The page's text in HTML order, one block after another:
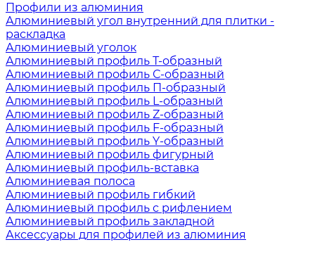
Профили из алюминия
Алюминиевый угол внутренний для плитки -
раскладка
Алюминиевый уголок
Алюминиевый профиль Т-образный
Алюминиевый профиль С-образный
Алюминиевый профиль П-образный
Алюминиевый профиль L-образный
Алюминиевый профиль Z-образный
Алюминиевый профиль F-образный
Алюминиевый профиль Y-образный
Алюминиевый профиль фигурный
Алюминиевый профиль-вставка
Алюминиевая полоса
Алюминиевый профиль гибкий
Алюминиевый профиль с рифлением
Алюминиевый профиль закладной
Аксессуары для профилей из алюминия